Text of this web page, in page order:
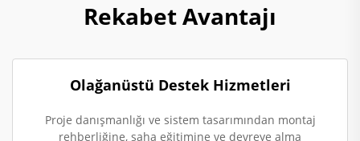
Rekabet Avantajı
Olağanüstü Destek Hizmetleri
Proje danışmanlığı ve sistem tasarımından montaj
rehberliğine, saha eğitimine ve devreye alma